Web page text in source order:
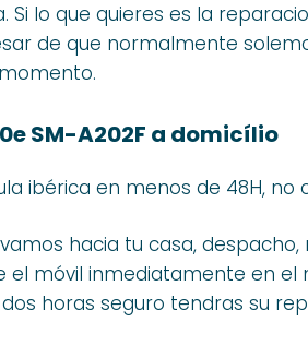
Si lo que quieres es la
de que normalmente
SM-A202F a domicílio
ibérica en menos de 48H, no
hacia tu casa,
móvil inmediatamente en el
horas seguro tendras su